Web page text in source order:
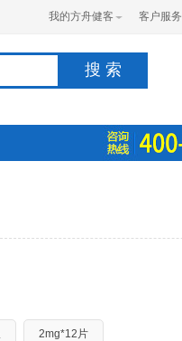
客户服务
我的方舟健客
搜 索
2mg*12片